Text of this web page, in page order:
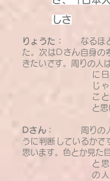
しさ
りょうた：
なるほ
た。次はDさん自身の
きたいです。周りの人
に
じ
こ
と思
Dさん：
周りの
うに判断しているかで
思います。色とか見た
と
の